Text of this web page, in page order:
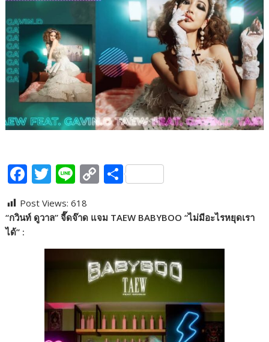
F
e
b
T
itt
Li
e
C
p
Li
n
k
S
ar
Post Views: 618
“กวินท์ ดูวาล” จี๊ดจ๊าด แจม TAEW BABYBOO “ไม่มีอะไรหยุดเรา
ได้” :